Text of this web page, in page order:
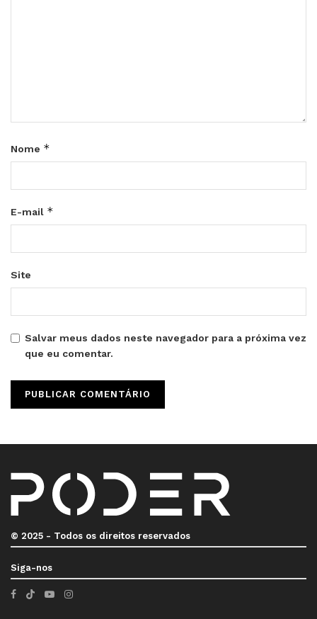
Nome *
E-mail *
Site
Salvar meus dados neste navegador para a próxima vez
que eu comentar.
© 2025 - Todos os direitos reservados
Siga-nos